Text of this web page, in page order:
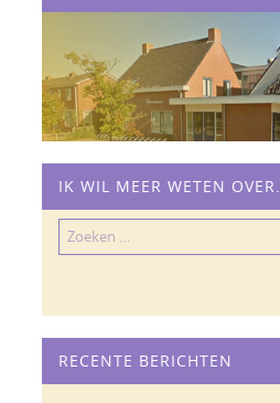
IK WIL MEER WETEN OVER…
Zoeken
naar:
RECENTE BERICHTEN